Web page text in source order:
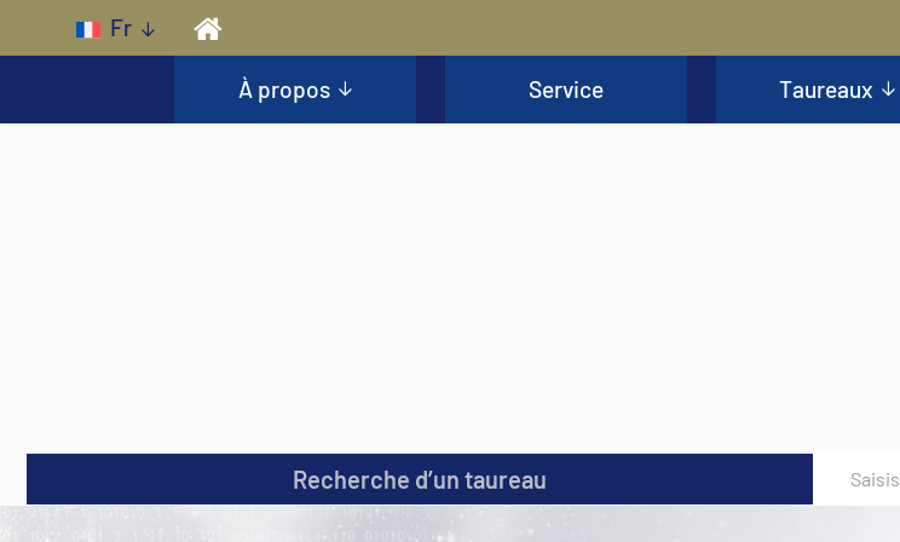
Skip to main content
Fr
À propos Service Taureaux
Recherche d’un taureau